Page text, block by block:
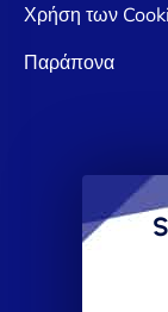
Χρήση των
Παράπονα